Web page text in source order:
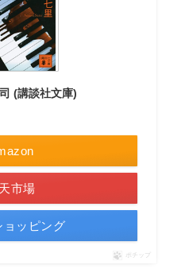
(講談社文庫)
市場
ョッピング
ポチップ